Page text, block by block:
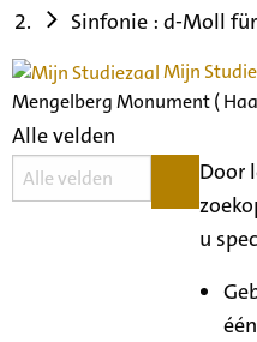
Sinfonie : d-Moll
Mijn
Mengelberg Monument (
Alle velden
Door
u